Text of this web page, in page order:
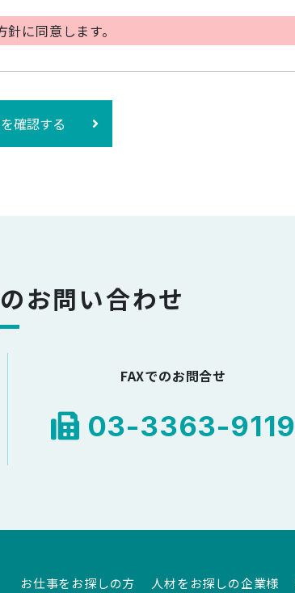
に同意します。
確認する
お問い合わせ
FAXでのお問合せ
03-3363-9119
お仕事をお探しの方 人材をお探しの企業様